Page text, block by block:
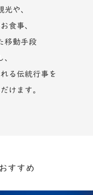
や、
食事、
移動手段
る伝統行事を
けます。
すすめ